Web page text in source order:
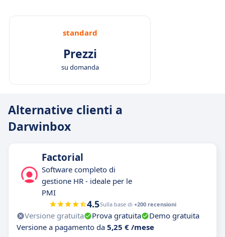
standard
Prezzi
su domanda
Alternative clienti a
Darwinbox
Factorial
Software completo di
gestione HR - ideale per le
PMI
4.5Sulla base di +200 recensioni
Versione gratuita Prova gratuita
Demo gratuita
Versione a pagamento da 5,25 € /mese